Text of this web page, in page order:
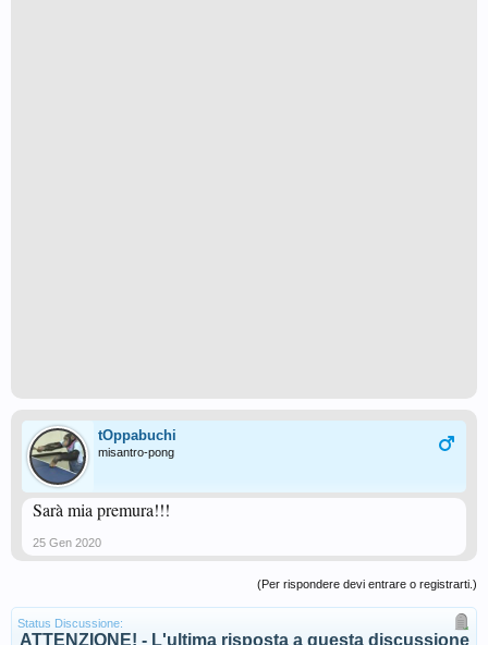
tOppabuchi
misantro-pong
Sarà mia premura!!!
25 Gen 2020
(Per rispondere devi entrare o registrarti.)
Status Discussione:
ATTENZIONE! - L'ultima risposta a questa discussione